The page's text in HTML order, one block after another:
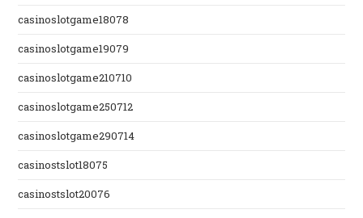
casinoslotgame18078
casinoslotgame19079
casinoslotgame210710
casinoslotgame250712
casinoslotgame290714
casinostslot18075
casinostslot20076